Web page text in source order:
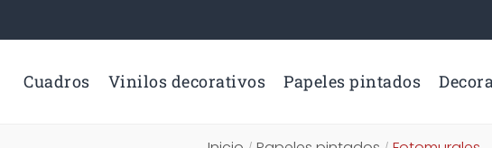
Cuadros Vinilos decorativos Papeles pintados